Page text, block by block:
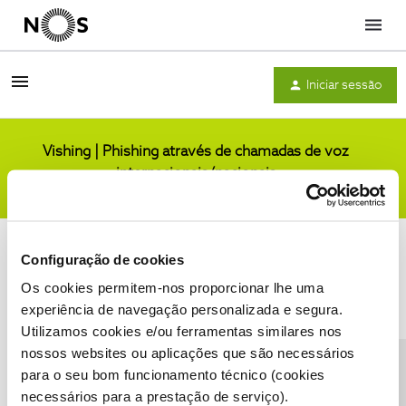
Configuração de cookies
Os cookies permitem-nos proporcionar lhe uma
experiência de navegação personalizada e segura.
Utilizamos cookies e/ou ferramentas similares nos
nossos websites ou aplicações que são necessários
para o seu bom funcionamento técnico (cookies
necessários para a prestação de serviço).
Menu
Iniciar sessão
Vishing | Phishing através de chamadas de voz
internacionais/nacionais
Condições do Fórum NOS Accessibility statement